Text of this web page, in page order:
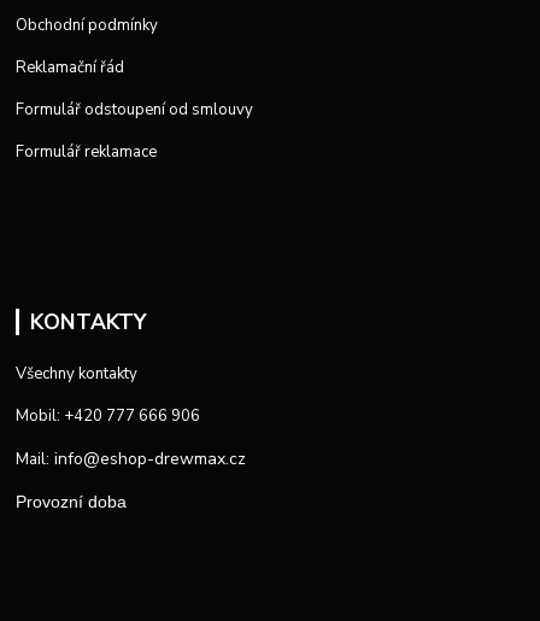
Obchodní podmínky
Reklamační řád
Formulář odstoupení od smlouvy
Formulář reklamace
KONTAKTY
Všechny kontakty
Mobil: +420 777 666 906
Mail: info@eshop-drewmax.cz
Provozní doba